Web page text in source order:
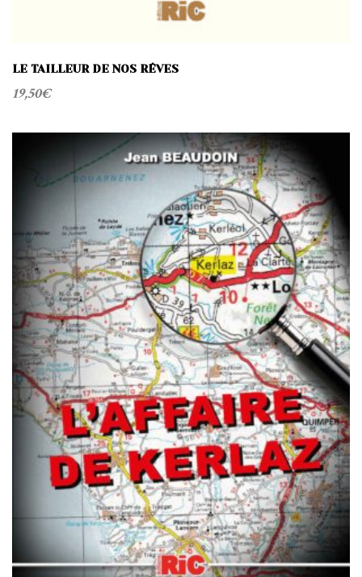
LE TAILLEUR DE NOS RÊVES
19,50€